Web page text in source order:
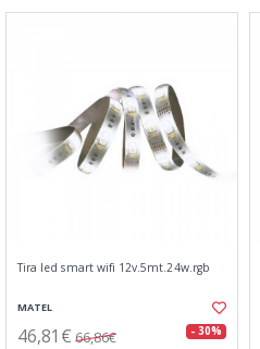
Tira led smart wifi 12v.5mt.24w.rgb
MATEL
46,81€ 66,86€ - 30%